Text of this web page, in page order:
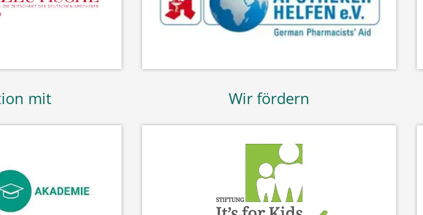
mit Wir fördern